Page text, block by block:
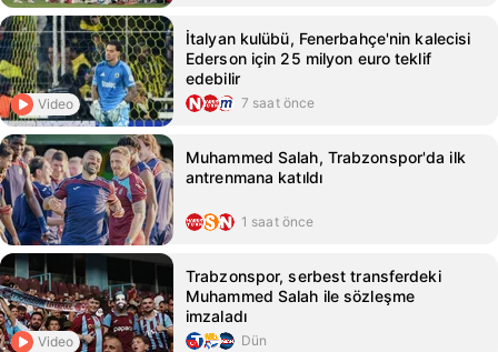
Video
İtalyan kulübü, Fenerbahçe'nin kalecisi
Ederson için 25 milyon euro teklif
edebilir
7 saat önce
Muhammed Salah, Trabzonspor'da ilk
antrenmana katıldı
1 saat önce
Video
Trabzonspor, serbest transferdeki
Muhammed Salah ile sözleşme
imzaladı
Dün